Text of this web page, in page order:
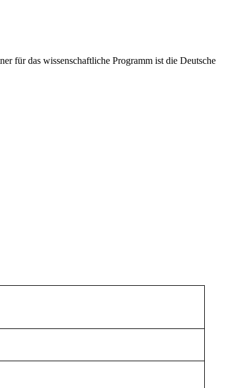
für das wissenschaftliche Programm ist die Deutsche